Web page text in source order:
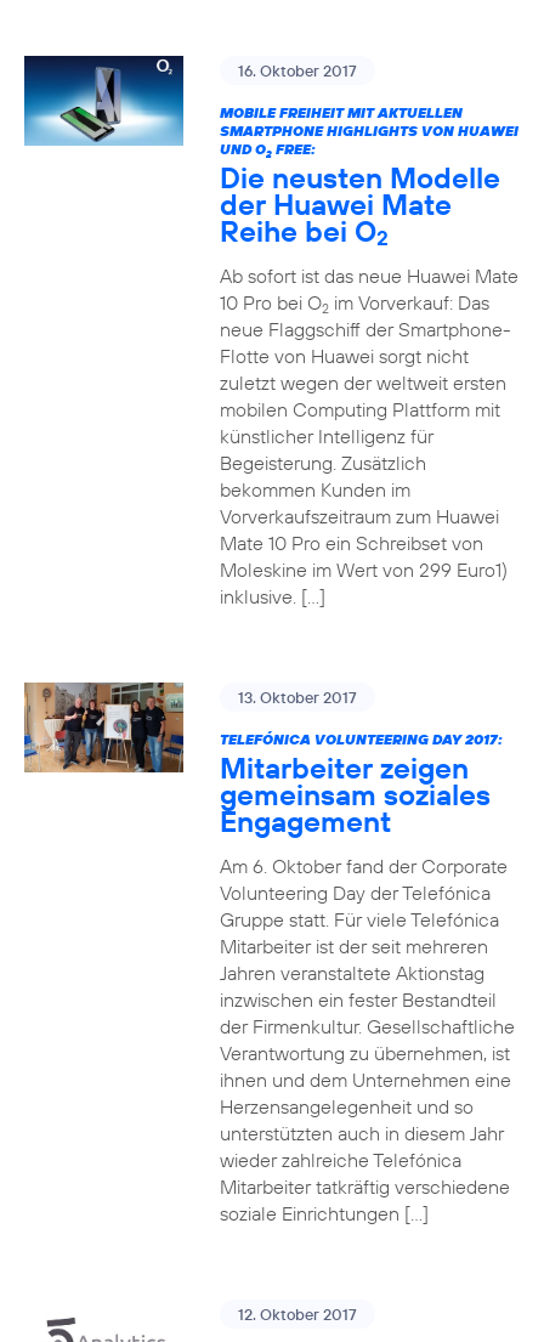
16. Oktober 2017
MOBILE FREIHEIT MIT AKTUELLEN
SMARTPHONE HIGHLIGHTS VON HUAWEI
UND O2FREE:
Die neusten Modelle
der Huawei Mate
Reihe bei O2
Ab sofort ist das neue Huawei Mate
10 Pro bei O2im Vorverkauf: Das
neue Flaggschiff der Smartphone-
Flotte von Huawei sorgt nicht
zuletzt wegen der weltweit ersten
mobilen Computing Plattform mit
künstlicher Intelligenz für
Begeisterung. Zusätzlich
bekommen Kunden im
Vorverkaufszeitraum zum Huawei
Mate 10 Pro ein Schreibset von
Moleskine im Wert von 299 Euro1)
inklusive. […]
13. Oktober 2017
TELEFÓNICA VOLUNTEERING DAY 2017:
Mitarbeiter zeigen
gemeinsam soziales
Engagement
Am 6. Oktober fand der Corporate
Volunteering Day der Telefónica
Gruppe statt. Für viele Telefónica
Mitarbeiter ist der seit mehreren
Jahren veranstaltete Aktionstag
inzwischen ein fester Bestandteil
der Firmenkultur. Gesellschaftliche
Verantwortung zu übernehmen, ist
ihnen und dem Unternehmen eine
Herzensangelegenheit und so
unterstützten auch in diesem Jahr
wieder zahlreiche Telefónica
Mitarbeiter tatkräftig verschiedene
soziale Einrichtungen […]
12. Oktober 2017